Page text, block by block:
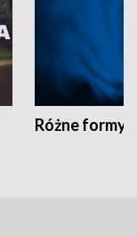
Różne formy